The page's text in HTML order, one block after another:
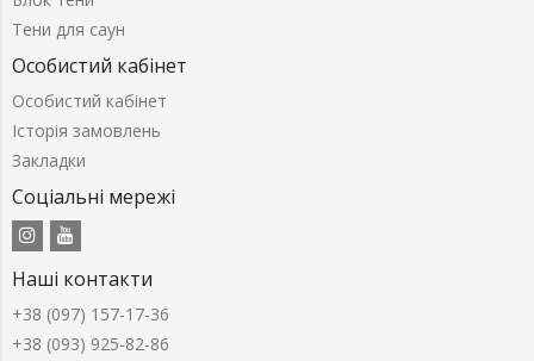
Тени для саун
Особистий кабінет
Особистий кабінет
Історія замовлень
Закладки
Соціальні мережі
Наші контакти
+38 (097) 157-17-36
+38 (093) 925-82-86